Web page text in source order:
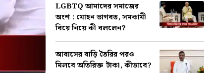
LGBTQ আমাদের সমাজের
অংশ : মোহন ভাগবত, সমকামী
বিয়ে নিয়ে কী বললেন?
আবাসের বাড়ি তৈরির পরও
মিলবে অতিরিক্ত টাকা, কীভাবে?